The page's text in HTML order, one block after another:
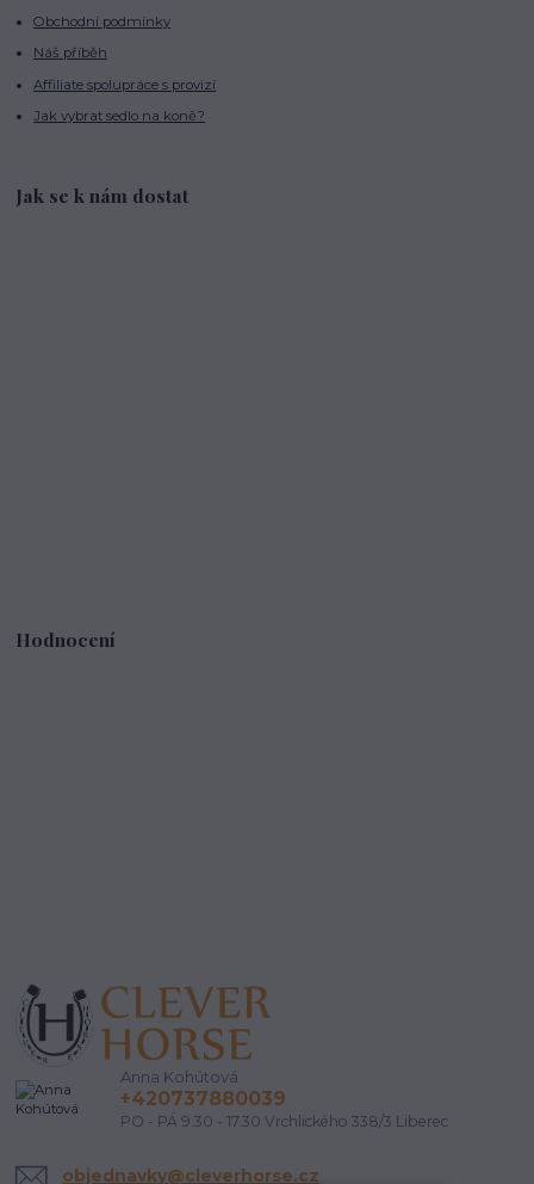
Obchodní podmínky
Náš příběh
Affiliate spolupráce s provizí
Jak vybrat sedlo na koně?
Jak se k nám dostat
Hodnocení
Anna Kohútová
+420737880039
PO - PÁ 9.30 - 17.30 Vrchlického 338/3 Liberec
objednavky@cleverhorse.cz